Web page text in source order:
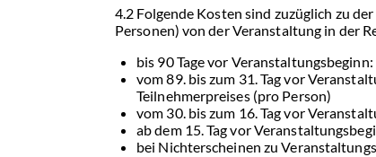
4.2 Folgende Kosten sind zuzüglich zu
Personen) von der Veranstaltung in der
bis 90 Tage vor
vom 89. bis zum 31. Tag vor
Teilnehmerpreises (pro Person)
vom 30. bis zum 16. Tag vor
ab dem 15. Tag vor
bei Nichterscheinen zu